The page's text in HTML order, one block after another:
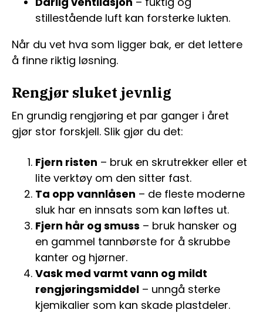
stillestående luft kan forsterke lukten.
Når du vet hva som ligger bak, er det lettere
å finne riktig løsning.
Rengjør sluket jevnlig
En grundig rengjøring et par ganger i året
gjør stor forskjell. Slik gjør du det:
Fjern risten – bruk en skrutrekker eller et
lite verktøy om den sitter fast.
Ta opp vannlåsen – de fleste moderne
sluk har en innsats som kan løftes ut.
Fjern hår og smuss – bruk hansker og
en gammel tannbørste for å skrubbe
kanter og hjørner.
Vask med varmt vann og mildt
rengjøringsmiddel – unngå sterke
kjemikalier som kan skade plastdeler.